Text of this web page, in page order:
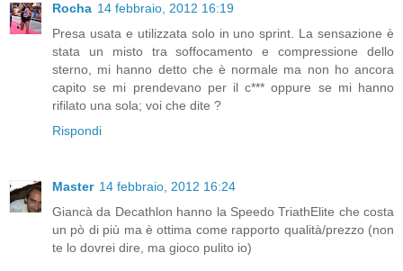
Rocha 14 febbraio, 2012 16:19
Presa usata e utilizzata solo in uno sprint. La sensazione è
stata un misto tra soffocamento e compressione dello
sterno, mi hanno detto che è normale ma non ho ancora
capito se mi prendevano per il c*** oppure se mi hanno
rifilato una sola; voi che dite ?
Rispondi
Master 14 febbraio, 2012 16:24
Giancà da Decathlon hanno la Speedo TriathElite che costa
un pò di più ma è ottima come rapporto qualità/prezzo (non
te lo dovrei dire, ma gioco pulito io)